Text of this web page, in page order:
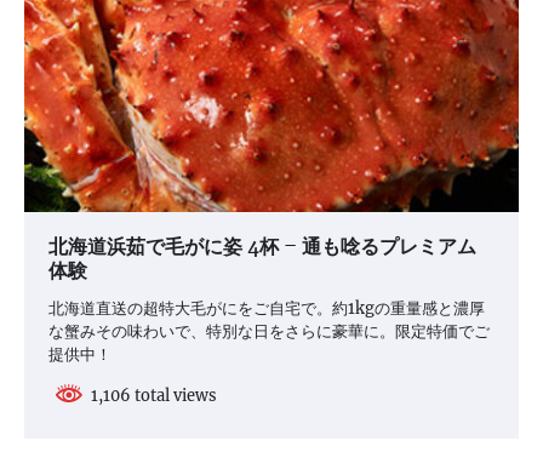
北海道浜茹で毛がに姿 4杯 – 通も唸るプレミアム
体験
北海道直送の超特大毛がにをご自宅で。約1kgの重量感と濃厚
な蟹みその味わいで、特別な日をさらに豪華に。限定特価でご
提供中！
1,106 total views